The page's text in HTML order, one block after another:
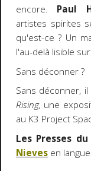
encore. Paul
artistes spirites
qu'est-ce ? Un
l'au-delà lisible
Sans déconner ?
Sans déconner,
Rising, une
au K3 Project
Les Presses du
Nievesen